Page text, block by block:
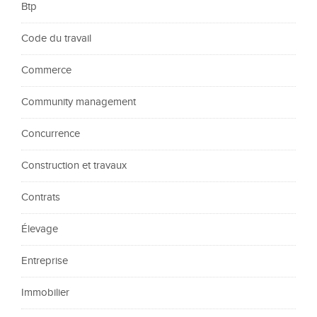
Btp
Code du travail
Commerce
Community management
Concurrence
Construction et travaux
Contrats
Élevage
Entreprise
Immobilier